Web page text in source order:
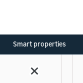
Smart properties